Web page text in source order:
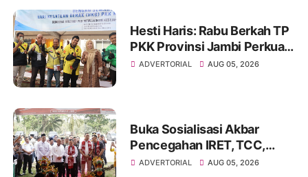
Hesti Haris: Rabu Berkah TP
PKK Provinsi Jambi Perkuat
Literasi Keuangan dan
ADVERTORIAL AUG 05, 2026
Buka Sosialisasi Akbar
Pencegahan IRET, TCC,
Perundungan, dan Bahaya
ADVERTORIAL AUG 05, 2026